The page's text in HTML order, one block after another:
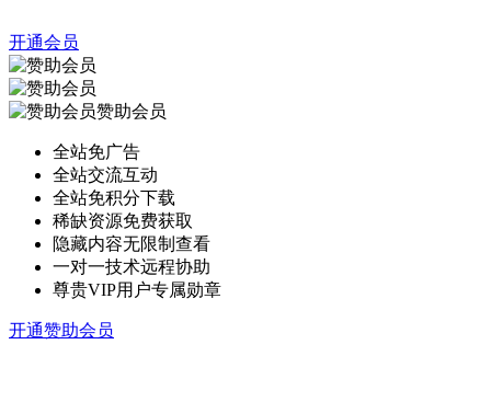
开通会员
赞助会员
全站免广告
全站交流互动
全站免积分下载
稀缺资源免费获取
隐藏内容无限制查看
一对一技术远程协助
尊贵VIP用户专属勋章
开通赞助会员